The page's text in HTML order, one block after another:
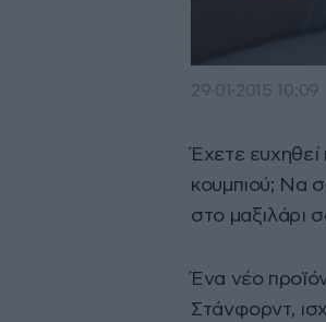
29·01·2015 10:09
Έχετε
κουμπιού; Να
στο μαξιλάρι
Ένα νέο
Στάνφορντ,